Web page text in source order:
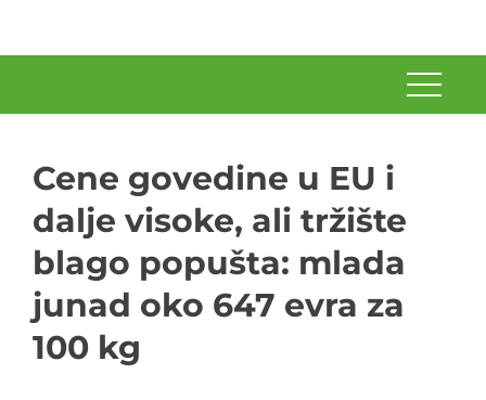
Cene govedine u EU i
dalje visoke, ali tržište
blago popušta: mlada
junad oko 647 evra za
100 kg